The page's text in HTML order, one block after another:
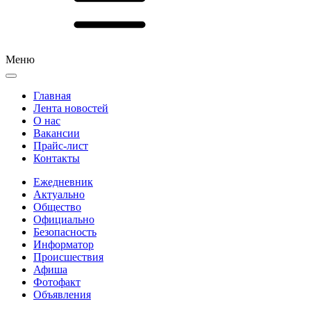
Меню
Главная
Лента новостей
О нас
Вакансии
Прайс-лист
Контакты
Ежедневник
Актуально
Общество
Официально
Безопасность
Информатор
Происшествия
Афиша
Фотофакт
Объявления